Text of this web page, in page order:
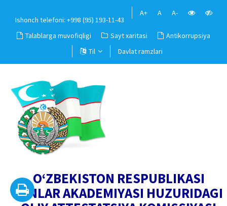
Ishonch telefoni: +998 (95) 193-11-43
A+ A A-
Talablarga muvofiqligi Sayt xaritasi
Antikorrupsiya
Til
Davlat ramzlari
O‘ZBEKISTON RESPUBLIKASI
FANLAR AKADEMIYASI HUZURIDAGI